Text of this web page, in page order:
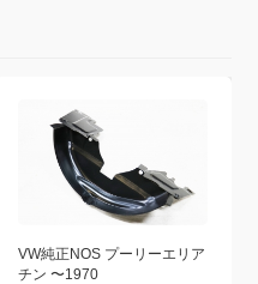
VW純正NOS プーリーエリア
チン 〜1970